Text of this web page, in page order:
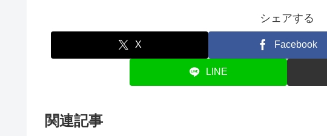
シェアする
X Facebook
LINE
関連記事